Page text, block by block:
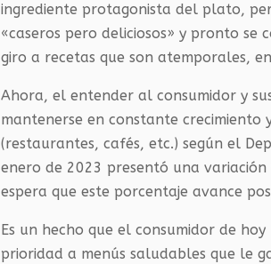
ingrediente protagonista del plato,
«caseros pero deliciosos» y pronto se
giro a recetas que son atemporales,
Ahora, el entender al consumidor y
mantenerse en constante
(restaurantes, cafés, etc.) según el
enero de 2023 presentó una
espera que este porcentaje avance
Es un hecho que el consumidor de
prioridad a menús saludables que le